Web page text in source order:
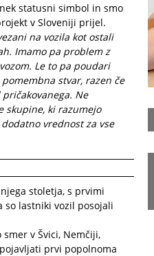
statusni simbol in smo
v Sloveniji prijel.
na vozila kot ostali
Imamo pa problem z
Le to pa poudari
stvar, razen če
Ne
skupine, ki razumejo
vrednost za vse
stoletja, s prvimi
lastniki vozil posojali
v Švici, Nemčiji,
prvi popolnoma